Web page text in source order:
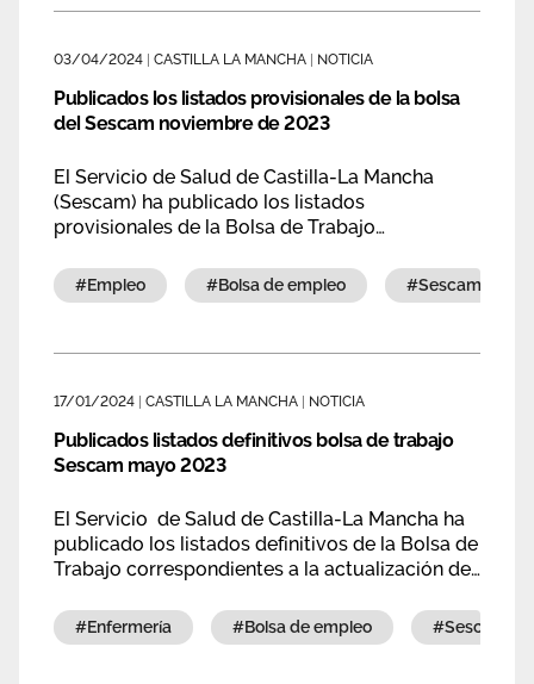
03/04/2024 CASTILLA LA MANCHA NOTICIA
Publicados los listados provisionales de la bolsa
del Sescam noviembre de 2023
El Servicio de Salud de Castilla-La Mancha
(Sescam) ha publicado los listados
provisionales de la Bolsa de Trabajo
realizada en noviembre de 2023.
#empleo #bolsa de empleo #sescam
17/01/2024 CASTILLA LA MANCHA NOTICIA
Publicados listados definitivos bolsa de trabajo
Sescam mayo 2023
El Servicio de Salud de Castilla-La Mancha ha
publicado los listados definitivos de la Bolsa de
Trabajo correspondientes a la actualización de
#enfermería #bolsa de empleo #sescam